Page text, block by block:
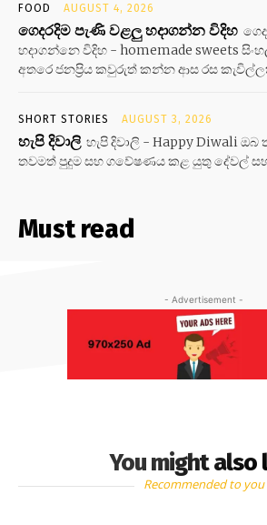
FOOD AUGUST 4, 2026
ගෙදරදිම පැණි වළලු හදාගන්න විදිහ
හදාගන්නෙ විදිහ - homemade sweets
අතරෙ ජනප්‍රිය කවුරුත් කන්න ආස රස
SHORT STORIES AUGUST 3, 2026
හැපි දිවාලි හැපි දිවාලි - Happy Diwali
තවමත් පුදුම සහ ගවේෂණය කළ යුතු දේවල් සහ
Must read
- Advertisement -
You might also
Recommended to you